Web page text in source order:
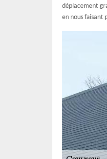
déplacement
en nous faisant